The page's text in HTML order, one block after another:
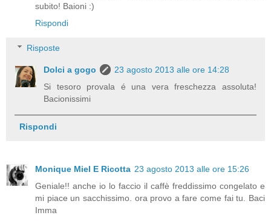
subito! Baioni :)
Rispondi
Risposte
Dolci a gogo
23 agosto 2013 alle ore 14:28
Si tesoro provala é una vera freschezza assoluta!
Bacionissimi
Rispondi
Monique Miel E Ricotta 23 agosto 2013 alle ore 15:26
Geniale!! anche io lo faccio il caffè freddissimo congelato e
mi piace un sacchissimo. ora provo a fare come fai tu. Baci
Imma